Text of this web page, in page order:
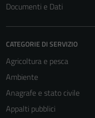
Documenti e Dati
CATEGORIE DI SERVIZIO
Agricoltura e pesca
Ambiente
Anagrafe e stato civile
Appalti pubblici